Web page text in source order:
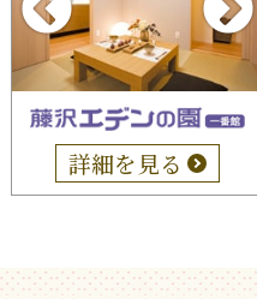
詳細を見る